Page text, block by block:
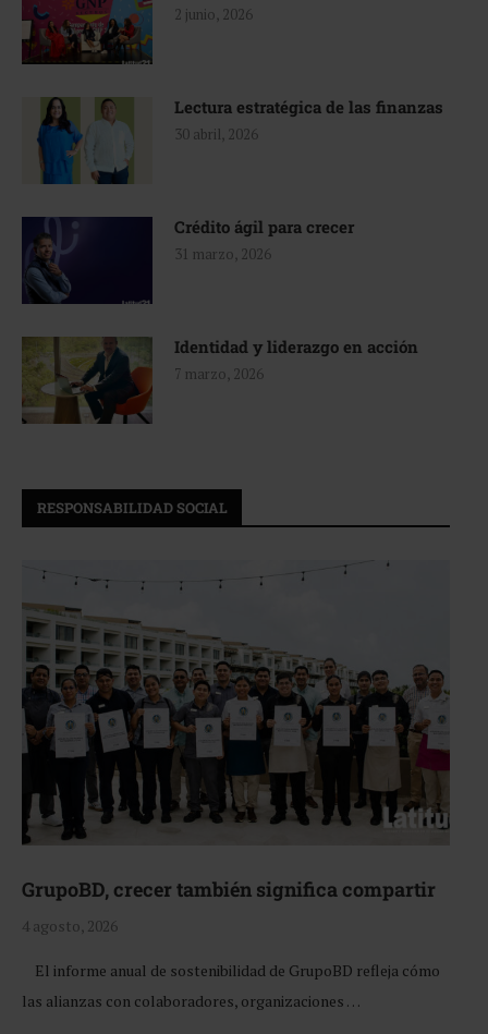
2 junio, 2026
Lectura estratégica de las finanzas
30 abril, 2026
Crédito ágil para crecer
31 marzo, 2026
Identidad y liderazgo en acción
7 marzo, 2026
RESPONSABILIDAD SOCIAL
GrupoBD, crecer también significa compartir
4 agosto, 2026
El informe anual de sostenibilidad de GrupoBD refleja cómo
las alianzas con colaboradores, organizaciones …